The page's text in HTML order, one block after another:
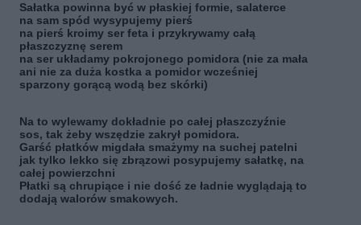
Sałatka powinna być w płaskiej formie, salaterce
na sam spód wysypujemy pierś
na pierś kroimy ser feta i przykrywamy całą
płaszczyznę serem
na ser układamy pokrojonego pomidora (nie za mała
ani nie za duża kostka a pomidor wcześniej
sparzony gorącą wodą bez skórki)
Na to wylewamy dokładnie po całej płaszczyźnie
sos, tak żeby wszędzie zakrył pomidora.
Garść płatków migdała smażymy na suchej patelni
jak tylko lekko się zbrązowi posypujemy sałatkę, na
całej powierzchni
Płatki są chrupiące i nie dość ze ładnie wyglądają to
dodają walorów smakowych.